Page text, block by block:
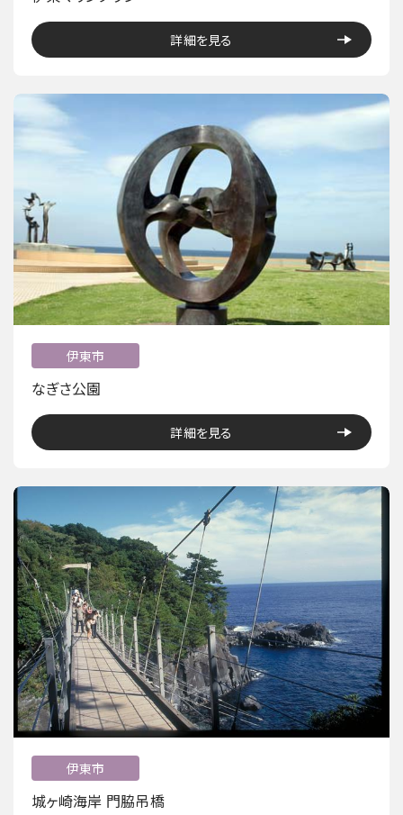
詳細を見る
伊東市
なぎさ公園
詳細を見る
伊東市
城ヶ崎海岸 門脇吊橋